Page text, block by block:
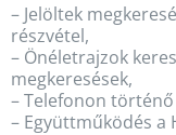
– Jelöltek
részvétel,
– Önéletrajzok
megkeresések,
– Telefonon
– Együttműködés a